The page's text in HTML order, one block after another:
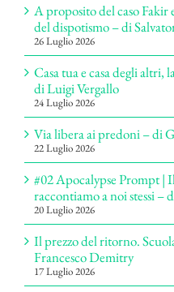
A proposito del caso
del dispotismo – di
26 Luglio 2026
Casa tua e casa degli altri,
di Luigi Vergallo
24 Luglio 2026
Via libera ai predoni – di
22 Luglio 2026
#02 Apocalypse Prompt |
raccontiamo a noi stessi –
20 Luglio 2026
Il prezzo del ritorno.
Francesco Demitry
17 Luglio 2026